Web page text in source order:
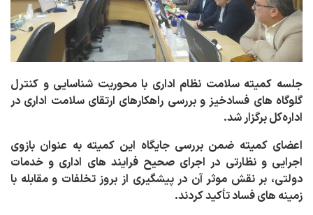
جلسه کمیته سلامت نظام اداری با محوریت شناسایی و کنترل
گلوگاه‌ های فسادخیز و بررسی راهکارهای ارتقای سلامت اداری در
اداره‌کل برگزار شد.
اعضای کمیته ضمن بررسی جایگاه این کمیته به عنوان بازوی
اجرایی و نظارتی در اجرای صحیح فرایند های اداری و خدمات
دولتی، بر نقش موثر آن در پیشگیری از بروز تخلفات و مقابله با
زمینه‌ های فساد تأکید کردند.